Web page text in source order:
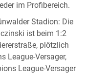
im Profibereich.
Stadion: Die
ist beim 1:2
plötzlich
League-Versager,
League-Versager